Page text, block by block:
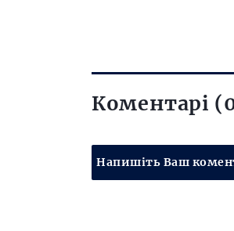
Коментарі
Напишіть Ваш